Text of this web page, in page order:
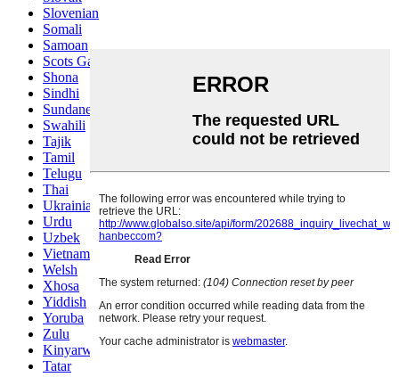
Slovenian
Somali
Samoan
Scots Gaelic
Shona
Sindhi
Sundanese
Swahili
Tajik
Tamil
Telugu
Thai
Ukrainian
Urdu
Uzbek
Vietnamese
Welsh
Xhosa
Yiddish
Yoruba
Zulu
Kinyarwanda
Tatar